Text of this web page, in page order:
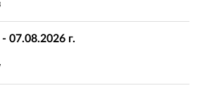
07.08.2026 г.